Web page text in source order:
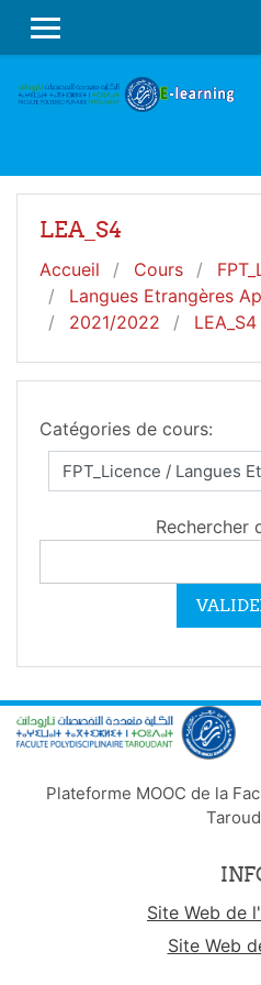
PANNEAU LATÉRAL
LEA_S4
Accueil Cours
Langues Etrangères
2021/2022
LEA_S4
Catégories de cours:
Rechercher
Plateforme MOOC de la
Site Web de
Site Web